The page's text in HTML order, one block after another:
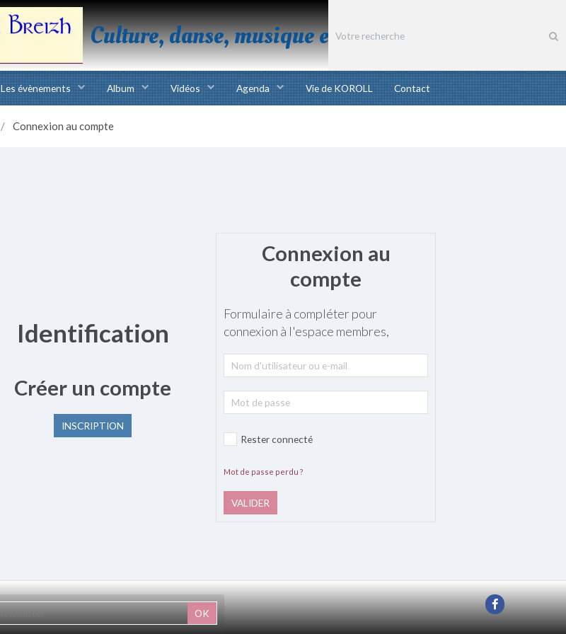
Culture, danse, musique et chant bretons
Les évènements Album Vidéos Agenda Vie de KOROLL Contact
Connexion au compte
Identification
Créer un compte
INSCRIPTION
Connexion au
compte
Formulaire à compléter pour
connexion à l'espace membres,
Rester connecté
Mot de passe perdu ?
VALIDER